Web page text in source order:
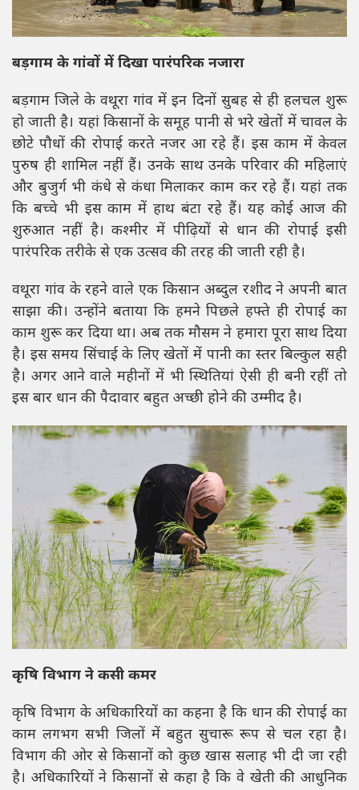
बड़गाम के गांवों में दिखा पारंपरिक नजारा
बड़गाम जिले के वथूरा गांव में इन दिनों सुबह से ही हलचल शुरू
हो जाती है। यहां किसानों के समूह पानी से भरे खेतों में चावल के
छोटे पौधों की रोपाई करते नजर आ रहे हैं। इस काम में केवल
पुरुष ही शामिल नहीं हैं। उनके साथ उनके परिवार की महिलाएं
और बुजुर्ग भी कंधे से कंधा मिलाकर काम कर रहे हैं। यहां तक
कि बच्चे भी इस काम में हाथ बंटा रहे हैं। यह कोई आज की
शुरुआत नहीं है। कश्मीर में पीढ़ियों से धान की रोपाई इसी
पारंपरिक तरीके से एक उत्सव की तरह की जाती रही है।
वथूरा गांव के रहने वाले एक किसान अब्दुल रशीद ने अपनी बात
साझा की। उन्होंने बताया कि हमने पिछले हफ्ते ही रोपाई का
काम शुरू कर दिया था। अब तक मौसम ने हमारा पूरा साथ दिया
है। इस समय सिंचाई के लिए खेतों में पानी का स्तर बिल्कुल सही
है। अगर आने वाले महीनों में भी स्थितियां ऐसी ही बनी रहीं तो
इस बार धान की पैदावार बहुत अच्छी होने की उम्मीद है।
कृषि विभाग ने कसी कमर
कृषि विभाग के अधिकारियों का कहना है कि धान की रोपाई का
काम लगभग सभी जिलों में बहुत सुचारू रूप से चल रहा है।
विभाग की ओर से किसानों को कुछ खास सलाह भी दी जा रही
है। अधिकारियों ने किसानों से कहा है कि वे खेती की आधुनिक